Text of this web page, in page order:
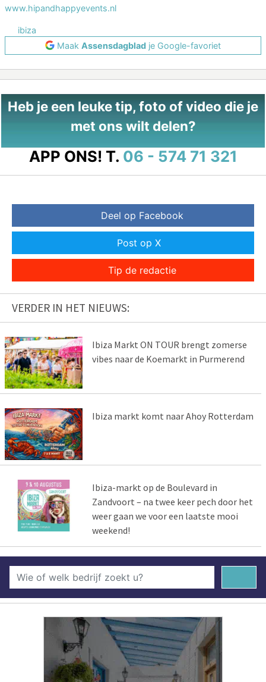
www.hipandhappyevents.nl
ibiza
Maak Assensdagblad je Google-favoriet
Heb je een leuke tip, foto of video die je
met ons wilt delen?
APP ONS! T. 06 - 574 71 321
Deel op Facebook
Post op X
Tip de redactie
VERDER IN HET NIEUWS:
Ibiza Markt ON TOUR brengt zomerse
vibes naar de Koemarkt in Purmerend
Ibiza markt komt naar Ahoy Rotterdam
Ibiza-markt op de Boulevard in
Zandvoort – na twee keer pech door het
weer gaan we voor een laatste mooi
weekend!